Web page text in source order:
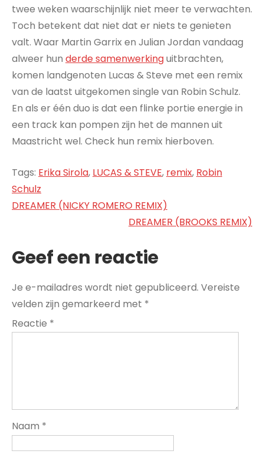
twee weken waarschijnlijk niet meer te verwachten.
Toch betekent dat niet dat er niets te genieten
valt. Waar Martin Garrix en Julian Jordan vandaag
alweer hun derde samenwerkinguitbrachten,
komen landgenoten Lucas & Steve met een remix
van de laatst uitgekomen single van Robin Schulz.
En als er één duo is dat een flinke portie energie in
een track kan pompen zijn het de mannen uit
Maastricht wel. Check hun remix hierboven.
Tags: Erika Sirola, LUCAS & STEVE, remix, Robin
Schulz
Bericht
DREAMER (NICKY ROMERO REMIX)
DREAMER (BROOKS REMIX)
Geef een reactie
Je e-mailadres wordt niet gepubliceerd. Vereiste
velden zijn gemarkeerd met *
Reactie *
Naam *